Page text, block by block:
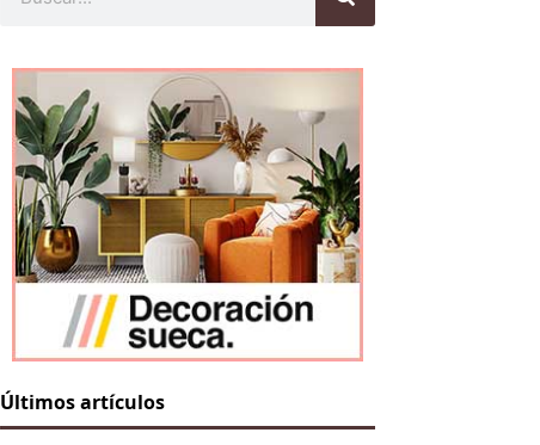
Últimos artículos